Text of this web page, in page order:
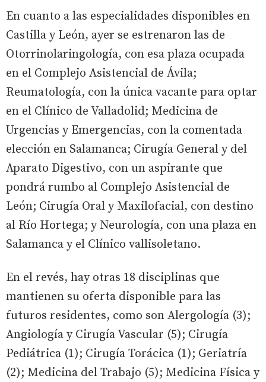
En cuanto a las especialidades disponibles en
Castilla y León, ayer se estrenaron las de
Otorrinolaringología, con esa plaza ocupada
en el Complejo Asistencial de Ávila;
Reumatología, con la única vacante para optar
en el Clínico de Valladolid; Medicina de
Urgencias y Emergencias, con la comentada
elección en Salamanca; Cirugía General y del
Aparato Digestivo, con un aspirante que
pondrá rumbo al Complejo Asistencial de
León; Cirugía Oral y Maxilofacial, con destino
al Río Hortega; y Neurología, con una plaza en
Salamanca y el Clínico vallisoletano.
En el revés, hay otras 18 disciplinas que
mantienen su oferta disponible para las
futuros residentes, como son Alergología (3);
Angiología y Cirugía Vascular (5); Cirugía
Pediátrica (1); Cirugía Torácica (1); Geriatría
(2); Medicina del Trabajo (5); Medicina Física y